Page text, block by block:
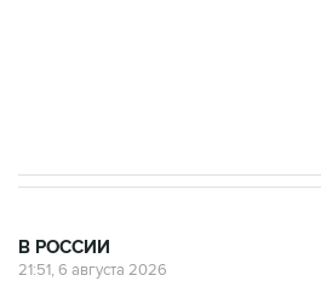
В РОССИИ
21:51, 6 августа 2026